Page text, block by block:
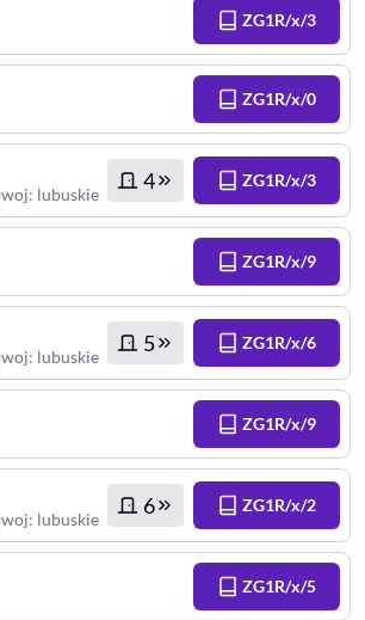
ZG1R/x/3
ZG1R/x/0
woj: lubuskie
4 ZG1R/x/3
ZG1R/x/9
woj: lubuskie
5 ZG1R/x/6
ZG1R/x/9
woj: lubuskie
6 ZG1R/x/2
ZG1R/x/5